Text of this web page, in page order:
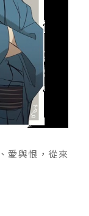
愛與恨，從來